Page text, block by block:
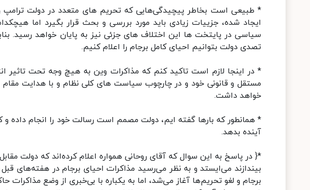
* طبیعی است بخاطر پیچیدگی‌هایی که تحریم های متعدد در دولت
ایجاد شده، جزییات زیادی باید مورد بررسی و بحث قرار بگیرد اما
سیاسی در پایتخت ها این اختلاف های جزئی نیز به پایان خواهد رسید.
تصدی دولت بتوانیم احیای کامل برجام را اعلام کنیم.
* در اینجا لازم است تاکید کنم که مذاکرات وین به هیچ وجه تحت تاثیر
مستقل و قانونی خود و در چارچوب سیاست های کلی نظام و با هدایت
خواهد داشت.
* همانطور که بارها گفته ایم، دولت مصمم است رسالت خود را انجام داده و
آینده بدهد.
*{ در پاسخ به این سوال که آقای روحانی همواره اعلام کرده‌اند که دولت
بیندازند می‌ایستد و به نظر می‌رسید مذاکرات احیای برجام در هفته‌های قبل
برجام و لغو تحریم‌ها آغاز می‌شد، اما به یکباره با بی‌خبری از وضع